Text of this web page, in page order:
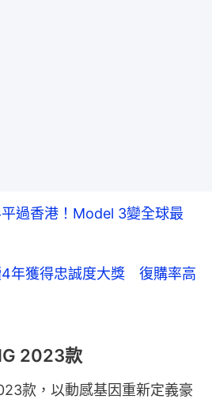
過香港！Model 3變全球最
4年獲得忠誠度大獎 復購率高
2023款
款，以動感基因重新定義豪